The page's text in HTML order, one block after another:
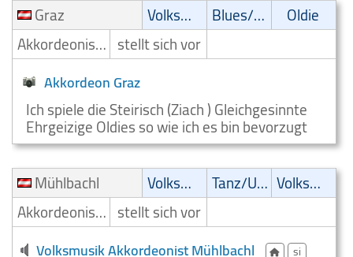
Graz
Volksmusik Blues/Swing
Oldie
Akkordeonist/Akkordeonspieler stellt sich vor
Akkordeon Graz
Ich spiele die Steirisch (Ziach ) Gleichgesinnte
Ehrgeizige Oldies so wie ich es bin bevorzugt
Mühlbachl
Volksmusik Tanz/Unterhaltungsmusik
Volksmusik
Akkordeonist/Akkordeonspieler stellt sich vor
Volksmusik Akkordeonist Mühlbachl si